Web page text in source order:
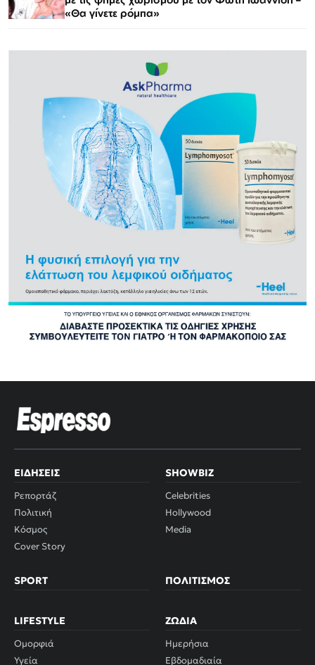
«Θα γίνετε ρόμπα»
ΕΙΔΉΣΕΙΣ
Ρεπορτάζ
Πολιτική
Κόσμος
Cover Story
SHOWBIZ
Celebrities
Hollywood
Media
SPORT ΠΟΛΙΤΙΣΜΌΣ
LIFESTYLE
Ομορφιά
Υγεία
ΖΏΔΙΑ
Ημερήσια
Εβδομαδιαία